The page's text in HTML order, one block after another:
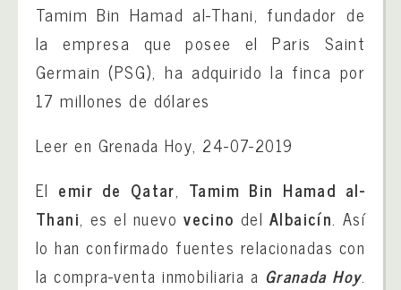
Tamim Bin Hamad al-Thani, fundador de
la empresa que posee el Paris Saint
Germain (PSG), ha adquirido la finca por
17 millones de dólares
Leer en Grenada Hoy, 24-07-2019
El emir de Qatar, Tamim Bin Hamad al-
Thani, es el nuevovecino del Albaicín. Así
lo han confirmado fuentes relacionadas con
la compra-venta inmobiliaria a Granada Hoy.